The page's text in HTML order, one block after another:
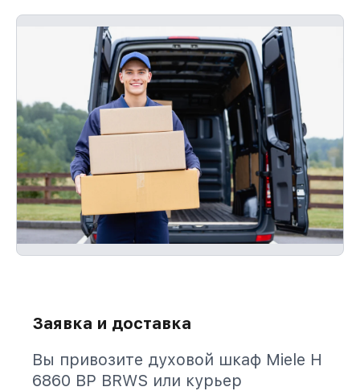
Заявка и доставка
Вы привозите духовой шкаф Miele H
6860 BP BRWS или курьер